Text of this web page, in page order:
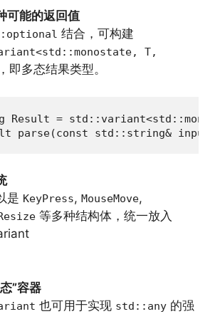
可能的返回值
结合，可构建
T,
，即多态结果类型。
Result =
parse(const std::string&
是 KeyPress, MouseMove,
等多种结构体，统一放入
”容器
也可用于实现 std::any 的强